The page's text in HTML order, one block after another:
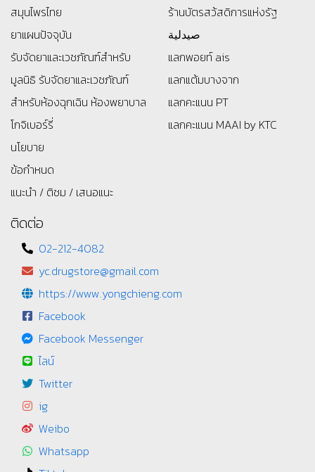
สมุนไพรไทย
ยาแผนปัจจุบัน
รับจัดยาและเวชภัณฑ์สำหรับ
มูลนิธิ รับจัดยาและเวชภัณฑ์
สำหรับห้องฉุกเฉิน ห้องพยาบาล
โกจิเบอร์รี่
นโยบาย
ข้อกำหนด
แนะนำ / ติชม / เสนอแนะ
ร้านบัตรสว้สดิการแห่งรัฐ
صيدلية
แลกพอยท์ ais
แลกแต้มบางจาก
แลกคะแนน PT
แลกคะแนน MAAI by KTC
ติดต่อ
02-212-4082
yc.drugstore@gmail.com
https://www.yongchieng.com
Facebook
Facebook Messenger
ไลน์
Twitter
ig
Weibo
Whatsapp